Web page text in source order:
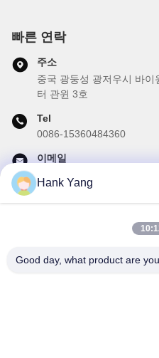
빠른 연락
주소
중국 광둥성 광저우시 바
터 관윈 3호
Tel
0086-15360484360
이메일
할인 및 더 많은 정보를 얻기 위
Hank Yang
Good day, what product are